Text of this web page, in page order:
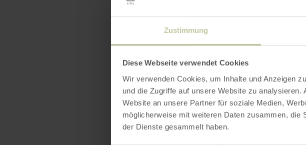
Zustimmung
Diese Webseite verwendet Cookies
Wir verwenden Cookies, um Inhalte und Anzeigen
und die Zugriffe auf unsere Website zu
Website an unsere Partner für soziale Medien,
möglicherweise mit weiteren Daten zusammen, die
der Dienste gesammelt haben.